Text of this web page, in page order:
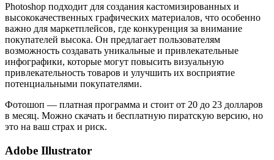
Photoshop подходит для создания кастомизированных и
высококачественных графических материалов, что особенно
важно для маркетплейсов, где конкуренция за внимание
покупателей высока. Он предлагает пользователям
возможность создавать уникальные и привлекательные
инфографики, которые могут повысить визуальную
привлекательность товаров и улучшить их восприятие
потенциальными покупателями.
Фотошоп — платная программа и стоит от 20 до 23 долларов
в месяц. Можно скачать и бесплатную пиратскую версию, но
это на ваш страх и риск.
Adobe Illustrator